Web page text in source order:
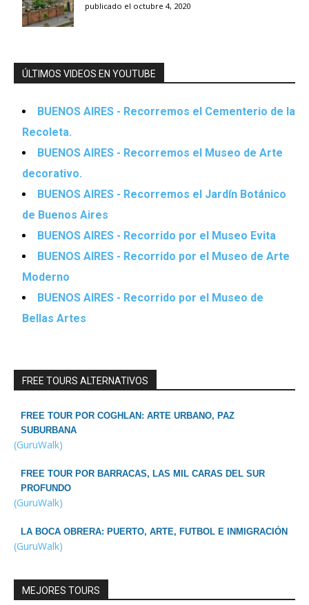
publicado el octubre 4, 2020
ÚLTIMOS VIDEOS EN YOUTUBE
BUENOS AIRES - Recorremos el Cementerio de la
Recoleta.
BUENOS AIRES - Recorremos el Museo de Arte
decorativo.
BUENOS AIRES - Recorremos el Jardín Botánico
de Buenos Aires
BUENOS AIRES - Recorrido por el Museo Evita
BUENOS AIRES - Recorrido por el Museo de Arte
Moderno
BUENOS AIRES - Recorrido por el Museo de
Bellas Artes
FREE TOURS ALTERNATIVOS
FREE TOUR POR COGHLAN: ARTE URBANO, PAZ
SUBURBANA
(GuruWalk)
FREE TOUR POR BARRACAS, LAS MIL CARAS DEL SUR
PROFUNDO
(GuruWalk)
LA BOCA OBRERA: PUERTO, ARTE, FUTBOL E INMIGRACIÓN
(GuruWalk)
MEJORES TOURS